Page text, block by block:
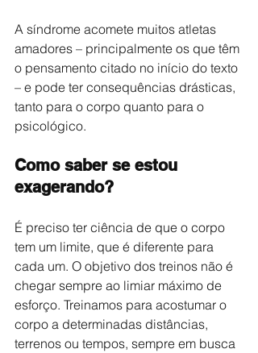
A síndrome acomete muitos atletas
amadores – principalmente os que têm
o pensamento citado no início do texto
– e pode ter consequências drásticas,
tanto para o corpo quanto para o
psicológico.
Como saber se estou
exagerando?
É preciso ter ciência de que o corpo
tem um limite, que é diferente para
cada um. O objetivo dos treinos não é
chegar sempre ao limiar máximo de
esforço. Treinamos para acostumar o
corpo a determinadas distâncias,
terrenos ou tempos, sempre em busca